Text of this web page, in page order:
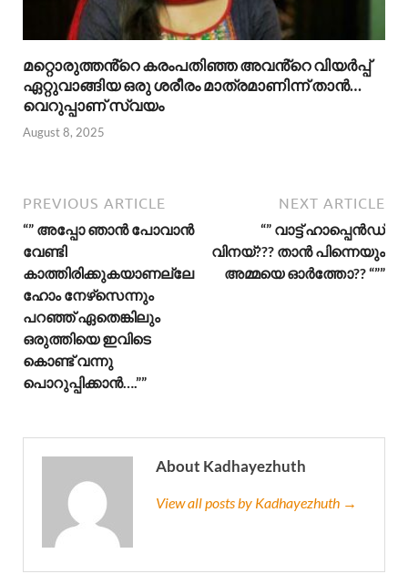
മറ്റൊരുത്തൻ്റെ കരംപതിഞ്ഞ അവൻ്റെ വിയർപ്പ്
ഏറ്റുവാങ്ങിയ ഒരു ശരീരം മാത്രമാണിന്ന് താൻ…
വെറുപ്പാണ് സ്വയം
August 8, 2025
PREVIOUS ARTICLE
“” അപ്പോ ഞാൻ പോവാൻ
വേണ്ടി
കാത്തിരിക്കുകയാണല്ലേ
ഹോം നേഴ്‌സെന്നും
പറഞ്ഞ് ഏതെങ്കിലും
ഒരുത്തിയെ ഇവിടെ
കൊണ്ട് വന്നു
പൊറുപ്പിക്കാൻ….””
NEXT ARTICLE
“” വാട്ട് ഹാപ്പെൻഡ്
വിനയ്??? താൻ പിന്നെയും
അമ്മയെ ഓർത്തോ?? “””
About Kadhayezhuth
View all posts by Kadhayezhuth →